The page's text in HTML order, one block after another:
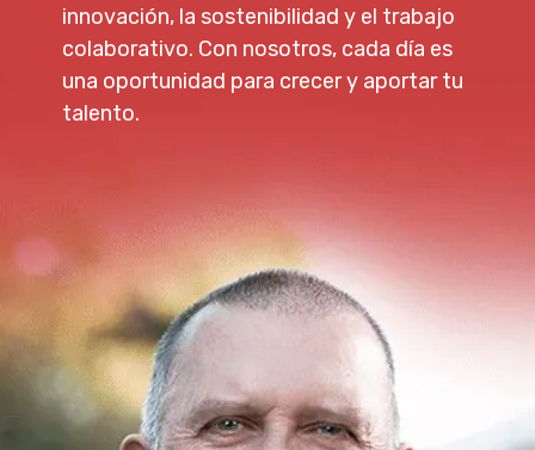
innovación, la sostenibilidad y el trabajo
colaborativo. Con nosotros, cada día es
una oportunidad para crecer y aportar tu
talento.